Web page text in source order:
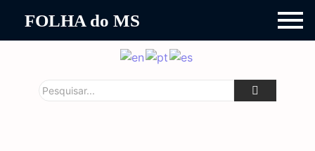
FOLHA do MS